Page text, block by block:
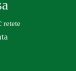
retete